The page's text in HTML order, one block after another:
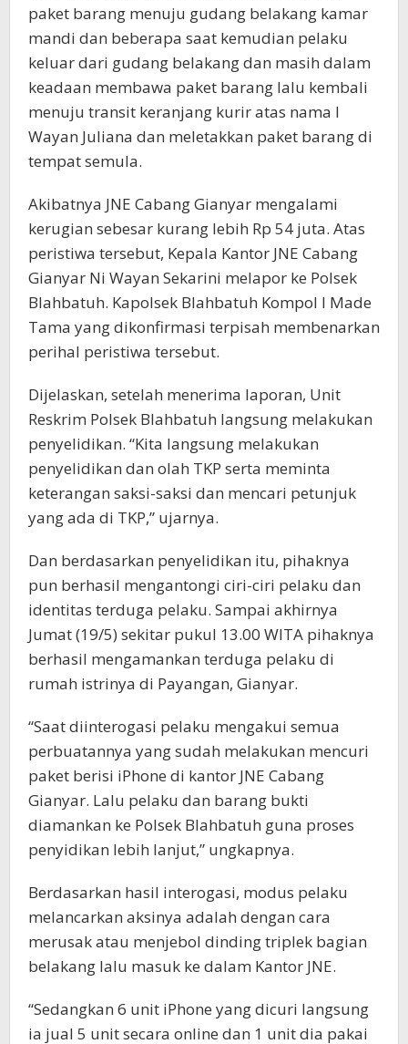
paket barang menuju gudang belakang kamar
mandi dan beberapa saat kemudian pelaku
keluar dari gudang belakang dan masih dalam
keadaan membawa paket barang lalu kembali
menuju transit keranjang kurir atas nama I
Wayan Juliana dan meletakkan paket barang di
tempat semula.
Akibatnya JNE Cabang Gianyar mengalami
kerugian sebesar kurang lebih Rp 54 juta. Atas
peristiwa tersebut, Kepala Kantor JNE Cabang
Gianyar Ni Wayan Sekarini melapor ke Polsek
Blahbatuh. Kapolsek Blahbatuh Kompol I Made
Tama yang dikonfirmasi terpisah membenarkan
perihal peristiwa tersebut.
Dijelaskan, setelah menerima laporan, Unit
Reskrim Polsek Blahbatuh langsung melakukan
penyelidikan. “Kita langsung melakukan
penyelidikan dan olah TKP serta meminta
keterangan saksi-saksi dan mencari petunjuk
yang ada di TKP,” ujarnya.
Dan berdasarkan penyelidikan itu, pihaknya
pun berhasil mengantongi ciri-ciri pelaku dan
identitas terduga pelaku. Sampai akhirnya
Jumat (19/5) sekitar pukul 13.00 WITA pihaknya
berhasil mengamankan terduga pelaku di
rumah istrinya di Payangan, Gianyar.
“Saat diinterogasi pelaku mengakui semua
perbuatannya yang sudah melakukan mencuri
paket berisi iPhone di kantor JNE Cabang
Gianyar. Lalu pelaku dan barang bukti
diamankan ke Polsek Blahbatuh guna proses
penyidikan lebih lanjut,” ungkapnya.
Berdasarkan hasil interogasi, modus pelaku
melancarkan aksinya adalah dengan cara
merusak atau menjebol dinding triplek bagian
belakang lalu masuk ke dalam Kantor JNE.
“Sedangkan 6 unit iPhone yang dicuri langsung
ia jual 5 unit secara online dan 1 unit dia pakai